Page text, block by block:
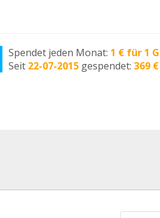
Spendet jeden Monat: 1 € für 1
Seit 22-07-2015 gespendet:369 €